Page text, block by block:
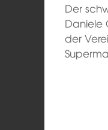
Der
Daniele
der